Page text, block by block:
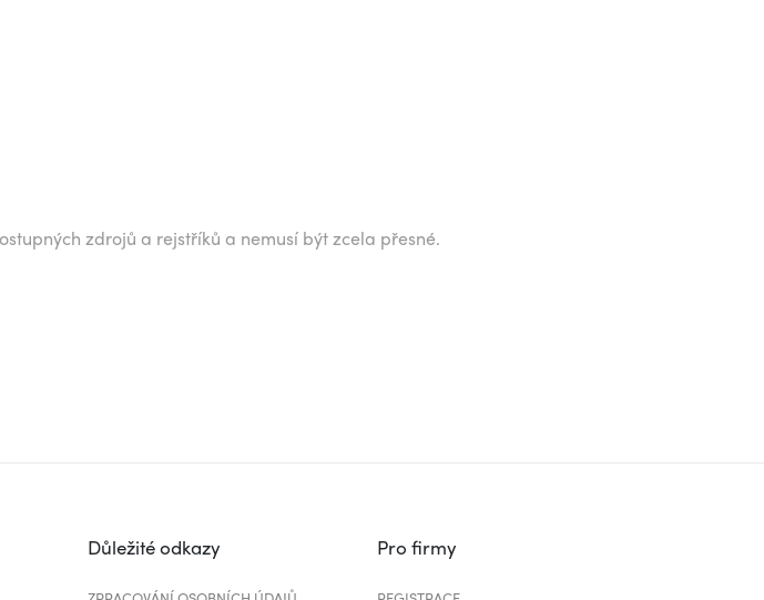
zdrojů a rejstříků a nemusí být zcela přesné.
Důležité odkazy Pro firmy